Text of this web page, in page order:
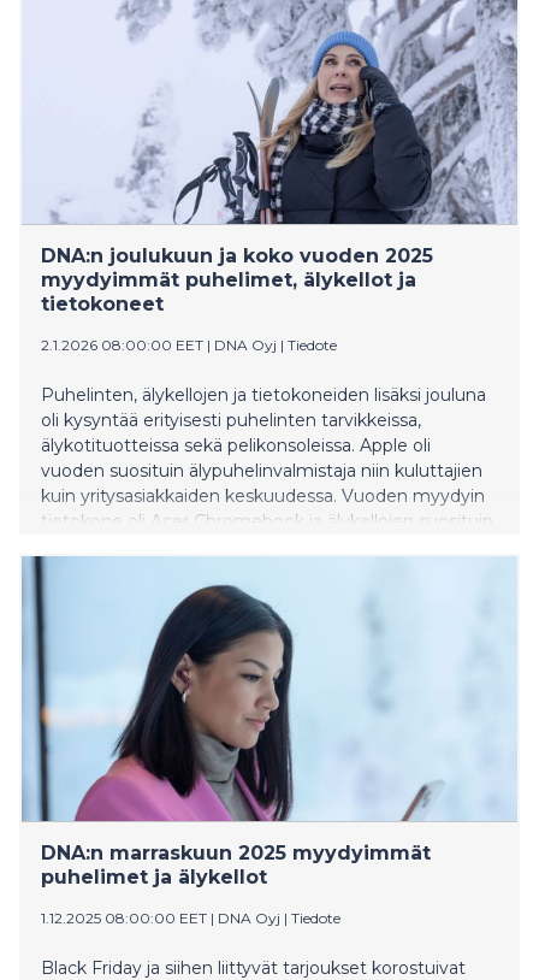
DNA:n joulukuun ja koko vuoden 2025
myydyimmät puhelimet, älykellot ja
tietokoneet
2.1.2026 08:00:00 EET | DNA Oyj | Tiedote
Puhelinten, älykellojen ja tietokoneiden lisäksi jouluna
oli kysyntää erityisesti puhelinten tarvikkeissa,
älykotituotteissa sekä pelikonsoleissa. Apple oli
vuoden suosituin älypuhelinvalmistaja niin kuluttajien
kuin yritysasiakkaiden keskuudessa. Vuoden myydyin
tietokone oli Acer Chromebook ja älykellojen suosituin
DNA:n marraskuun 2025 myydyimmät
puhelimet ja älykellot
1.12.2025 08:00:00 EET | DNA Oyj | Tiedote
Black Friday ja siihen liittyvät tarjoukset korostuivat